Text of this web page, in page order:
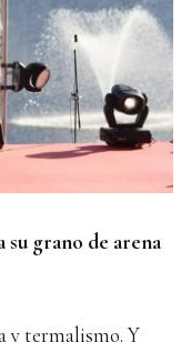
grano de arena
y termalismo. Y